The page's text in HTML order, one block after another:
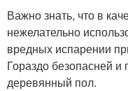
Важно знать, что в
нежелательно
вредных испарении
Гораздо безопасней и
деревянный пол.